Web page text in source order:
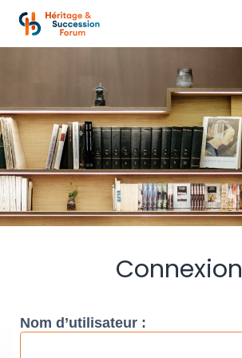
Connexion
Nom d’utilisateur :